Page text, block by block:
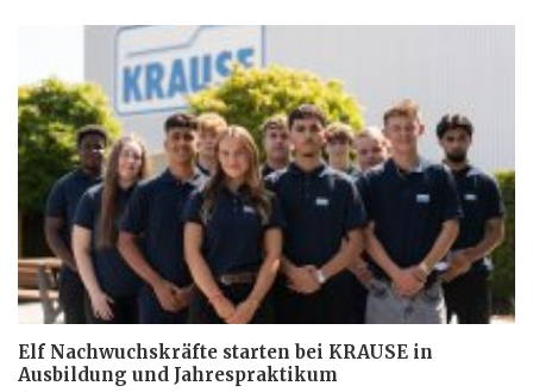
Elf Nachwuchskräfte starten bei KRAUSE in
Ausbildung und Jahrespraktikum